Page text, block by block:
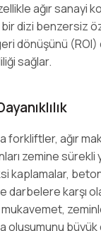
ağır sanayi
dizi benzersiz
dönüşünü
sağlar.
forkliftler, ağır
zemine sürekli
kaplamalar,
darbelere karşı
oluşumunu